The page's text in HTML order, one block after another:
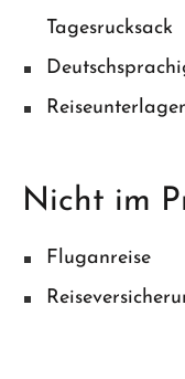
Tagesrucksack
Nicht im
Fluganreise